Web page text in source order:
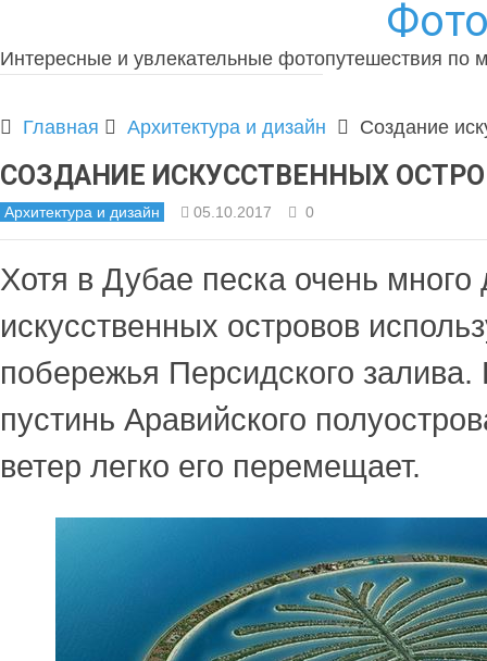
Интересные и увлекательные фотопутешествия по
Главная Архитектура и дизайн Создание
СОЗДАНИЕ ИСКУССТВЕННЫХ
Архитектура и дизайн 05.10.2017 0
Хотя в Дубае песка очень много
искусственных островов
побережья Персидского залива.
пустинь Аравийского
ветер легко его перемещает.